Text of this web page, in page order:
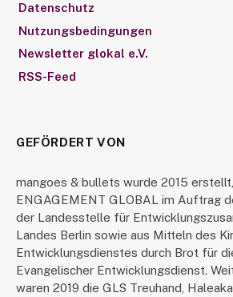
Datenschutz
Nutzungsbedingungen
Newsletter glokal e.V.
RSS-Feed
GEFÖRDERT VON
mangoes & bullets wurde 2015
ENGAGEMENT GLOBAL im Auftrag
der Landesstelle für
Landes Berlin sowie aus Mitteln des
Entwicklungsdienstes durch Brot für
Evangelischer Entwicklungsdienst.
waren 2019 die GLS Treuhand,